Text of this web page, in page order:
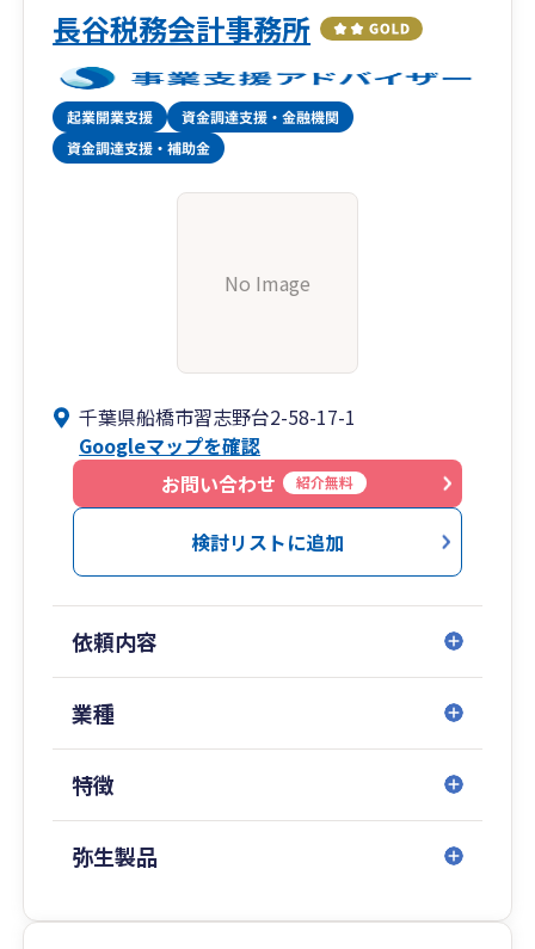
長谷税務会計事務所
No Image
千葉県船橋市習志野台2-58-17-1
Googleマップを確認
お問い合わせ
紹介無料
検討リストに追加
依頼内容
業種
特徴
弥生製品